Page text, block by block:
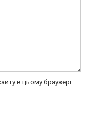
в цьому браузері